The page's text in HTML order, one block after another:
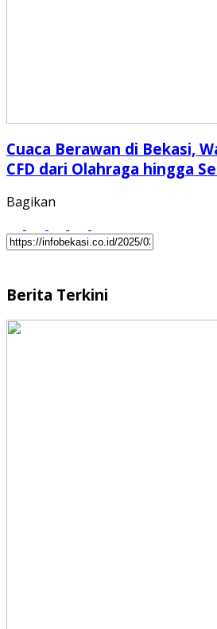
Cuaca Berawan di Bekasi,
CFD dari Olahraga hingga
Bagikan
Berita Terkini